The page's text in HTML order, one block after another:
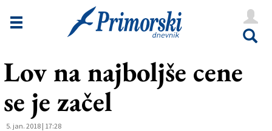
Novice
Goriška
Kultura
Šport
Lov na najboljše cene
se je začel
5. jan. 2018 | 17:28